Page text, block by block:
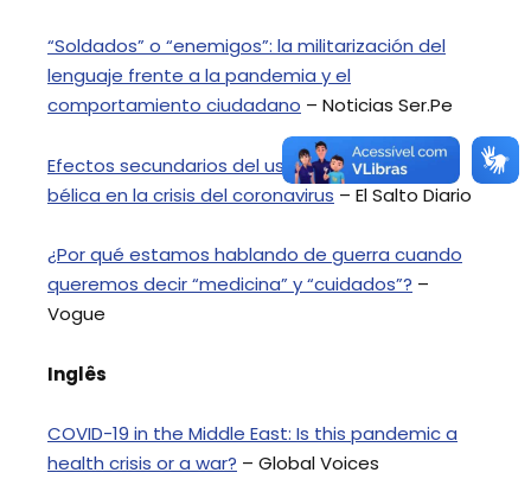
“Soldados” o “enemigos”: la militarización del
lenguaje frente a la pandemia y el
comportamiento ciudadano – Noticias Ser.Pe
Efectos secundarios del uso de la metáfora
bélica en la crisis del coronavirus – El Salto Diario
¿Por qué estamos hablando de guerra cuando
queremos decir “medicina” y “cuidados”? –
Vogue
Inglês
COVID-19 in the Middle East: Is this pandemic a
health crisis or a war? – Global Voices